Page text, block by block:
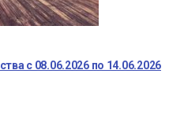
с 08.06.2026 по 14.06.2026